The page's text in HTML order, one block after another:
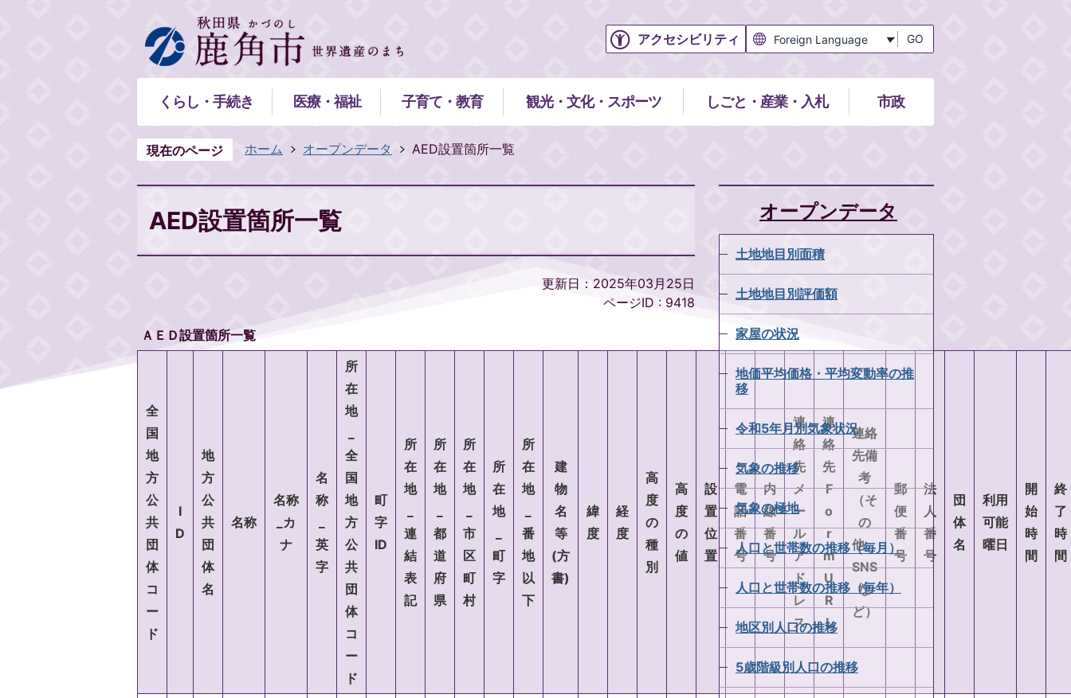
アクセシビリティ GO
くらし・手続き 医療・福祉 子育て・教育 観光・文化・スポーツ しごと・産業・入札 市政
現在のページ ホーム オープンデータ AED設置箇所一覧
AED設置箇所一覧
更新日：2025年03月25日
ページID : 9418
ＡＥＤ設置箇所一覧
全
国
地
方
公
共
団
体
コ
ー
ド
I
D
地
方
公
共
団
体
名
名称
名称
_カ
ナ
名
称
英
字
所
在
地
全
国
地
方
公
共
団
体
コ
ー
ド
町
字
ID
所
在
地
連
結
表
記
所
在
地
都
道
府
県
所
在
地
市
区
町
村
所
在
地
町
字
所
在
地
番
地
以
下
建
物
名
等
(方
書)
緯
度
経
度
高
度
の
種
別
高
度
の
値
設
置
位
置
電
話
番
号
内
線
番
号
連
絡
先
メ
ー
ル
ア
ド
レ
ス
連
絡
先
F
o
r
m
U
R
L
連絡
先備
考
（そ
の
他、
SNS
な
ど）
郵
便
番
号
法
人
番
号
団
体
名
利用
可能
曜日
開
始
時
間
終
了
時
間
オープンデータ
土地地目別面積
土地地目別評価額
家屋の状況
地価平均価格・平均変動率の推
移
令和5年月別気象状況
気象の推移
気象の極地
人口と世帯数の推移（毎月）
人口と世帯数の推移（毎年）
地区別人口の推移
5歳階級別人口の推移